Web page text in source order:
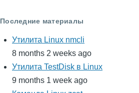
Последние материалы
Утилита Linux nmcli
8 months 2 weeks ago
Утилита TestDisk в Linux
9 months 1 week ago